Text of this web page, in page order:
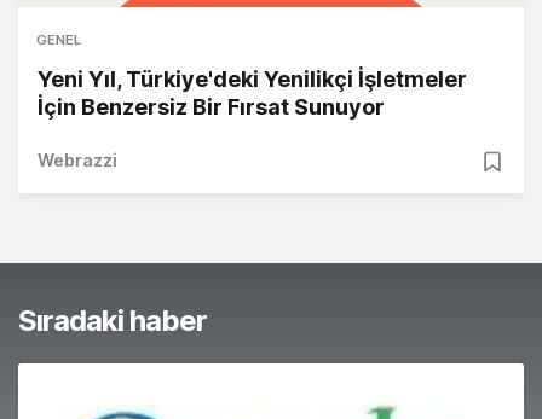
GENEL
Yeni Yıl, Türkiye'deki Yenilikçi İşletmeler
İçin Benzersiz Bir Fırsat Sunuyor
Webrazzi
Sıradaki haber